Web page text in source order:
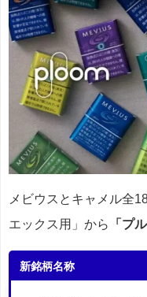
メビウスとキャメル全
エックス用」から
「プ
新銘柄名称